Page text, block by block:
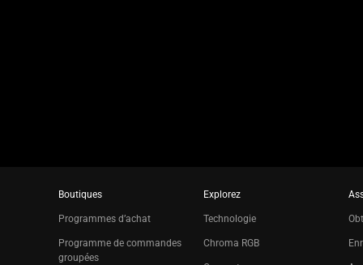
Boutiques
Programmes d’achat
Programme de commandes
groupées
Explorez
Technologie
Chroma RGB